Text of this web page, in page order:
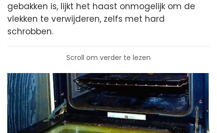
gebakken is, lijkt het haast onmogelijk om de
vlekken te verwijderen, zelfs met hard
schrobben.
Scroll om verder te lezen